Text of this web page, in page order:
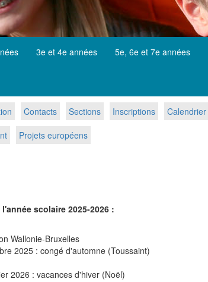
3e et 4e années 5e, 6e et 7e années
Contacts Sections Inscriptions Calendrier
Projets européens
scolaire 2025-2026 :
Wallonie-Bruxelles
2025 : congé d'automne (Toussaint)
2026 : vacances d'hiver (Noël)